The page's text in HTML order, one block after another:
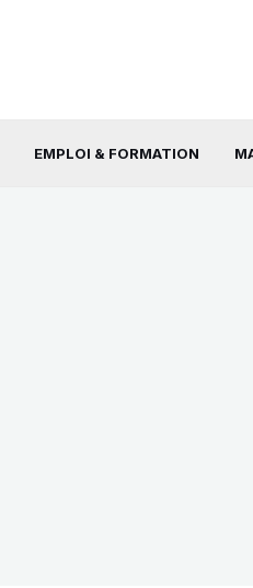
EMPLOI & FORMATION